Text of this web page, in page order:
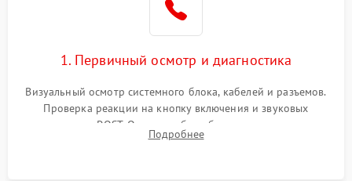
1. Первичный осмотр и диагностика
Визуальный осмотр системного блока, кабелей и разъемов.
Проверка реакции на кнопку включения и звуковых
сигналов POST. Оценка работы блока питания для
локализации базовых неисправностей без полного разбора.
Подробнее